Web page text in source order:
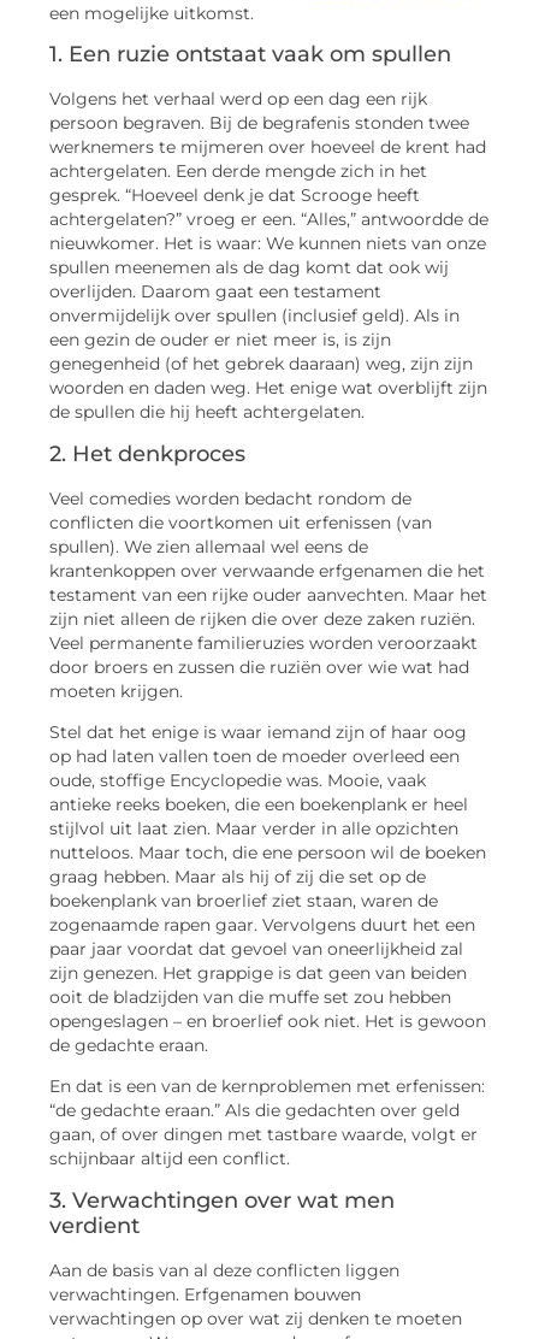
een mogelijke uitkomst.
1. Een ruzie ontstaat vaak om spullen
Volgens het verhaal werd op een dag een rijk
persoon begraven. Bij de begrafenis stonden twee
werknemers te mijmeren over hoeveel de krent had
achtergelaten. Een derde mengde zich in het
gesprek. “Hoeveel denk je dat Scrooge heeft
achtergelaten?” vroeg er een. “Alles,” antwoordde de
nieuwkomer. Het is waar: We kunnen niets van onze
spullen meenemen als de dag komt dat ook wij
overlijden. Daarom gaat een testament
onvermijdelijk over spullen (inclusief geld). Als in
een gezin de ouder er niet meer is, is zijn
genegenheid (of het gebrek daaraan) weg, zijn zijn
woorden en daden weg. Het enige wat overblijft zijn
de spullen die hij heeft achtergelaten.
2. Het denkproces
Veel comedies worden bedacht rondom de
conflicten die voortkomen uit erfenissen (van
spullen). We zien allemaal wel eens de
krantenkoppen over verwaande erfgenamen die het
testament van een rijke ouder aanvechten. Maar het
zijn niet alleen de rijken die over deze zaken ruziën.
Veel permanente familieruzies worden veroorzaakt
door broers en zussen die ruziën over wie wat had
moeten krijgen.
Stel dat het enige is waar iemand zijn of haar oog
op had laten vallen toen de moeder overleed een
oude, stoffige Encyclopedie was. Mooie, vaak
antieke reeks boeken, die een boekenplank er heel
stijlvol uit laat zien. Maar verder in alle opzichten
nutteloos. Maar toch, die ene persoon wil de boeken
graag hebben. Maar als hij of zij die set op de
boekenplank van broerlief ziet staan, waren de
zogenaamde rapen gaar. Vervolgens duurt het een
paar jaar voordat dat gevoel van oneerlijkheid zal
zijn genezen. Het grappige is dat geen van beiden
ooit de bladzijden van die muffe set zou hebben
opengeslagen – en broerlief ook niet. Het is gewoon
de gedachte eraan.
En dat is een van de kernproblemen met erfenissen:
“de gedachte eraan.” Als die gedachten over geld
gaan, of over dingen met tastbare waarde, volgt er
schijnbaar altijd een conflict.
3. Verwachtingen over wat men
verdient
Aan de basis van al deze conflicten liggen
verwachtingen. Erfgenamen bouwen
verwachtingen op over wat zij denken te moeten